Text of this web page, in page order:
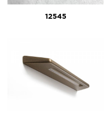
12545